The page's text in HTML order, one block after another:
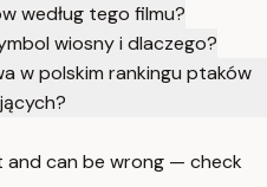
według tego filmu?
wiosny i dlaczego?
w polskim rankingu ptaków
can be wrong — check